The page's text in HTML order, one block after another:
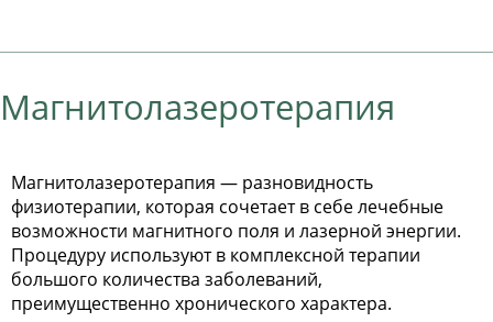
Магнитолазеротерапия
Магнитолазеротерапия — разновидность
физиотерапии, которая сочетает в себе лечебные
возможности магнитного поля и лазерной энергии.
Процедуру используют в комплексной терапии
большого количества заболеваний,
преимущественно хронического характера.